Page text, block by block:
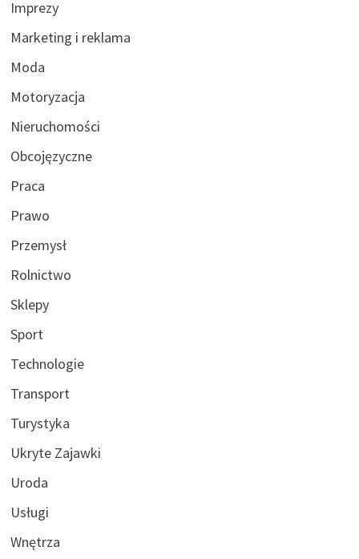
Imprezy
Marketing i reklama
Moda
Motoryzacja
Nieruchomości
Obcojęzyczne
Praca
Prawo
Przemysł
Rolnictwo
Sklepy
Sport
Technologie
Transport
Turystyka
Ukryte Zajawki
Uroda
Usługi
Wnętrza